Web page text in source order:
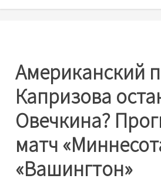
Американский
Капризова
Овечкина?
матч
«Вашингтон»